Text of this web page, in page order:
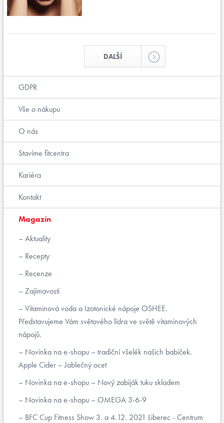
DALŠÍ
GDPR
Vše o nákupu
O nás
Stavíme fitcentra
Kariéra
Kontakt
Magazín
Aktuality
Recepty
Recenze
Zajímavosti
Vitaminová voda a Izotonické nápoje OSHEE.
Představujeme Vám světového lídra ve světě vitaminových
nápojů.
Novinka na e-shopu – tradiční všelék našich babiček.
Apple Cider – Jablečný ocet
Novinka na e-shopu – Nový zabiják tuku skladem
Novinka na e-shopu – OMEGA 3-6-9
BFC Cup Fitness Show 3. a 4.12. 2021 Liberec - Centrum